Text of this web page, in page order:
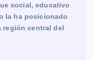
social, educativo
la ha posicionado
región central del